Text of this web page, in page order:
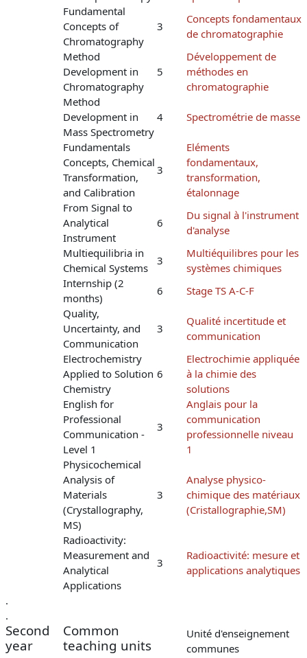
Fundamental
Concepts of
Chromatography
3
Concepts fondamentaux
de chromatographie
Method
Development in
Chromatography
5
Développement de
méthodes en
chromatographie
Method
Development in
Mass Spectrometry
4 Spectrométrie de masse
Fundamentals
Concepts, Chemical
Transformation,
and Calibration
3
Eléments
fondamentaux,
transformation,
étalonnage
From Signal to
Analytical
Instrument
6
Du signal à l'instrument
d'analyse
Multiequilibria in
Chemical Systems
3
Multiéquilibres pour les
systèmes chimiques
Internship (2
months)
6
Stage TS A-C-F
Quality,
Uncertainty, and
Communication
3
Qualité incertitude et
communication
Electrochemistry
Applied to Solution
Chemistry
6
Electrochimie appliquée
à la chimie des
solutions
English for
Professional
Communication -
Level 1
3
Anglais pour la
communication
professionnelle niveau
1
Physicochemical
Analysis of
Materials
(Crystallography,
MS)
3
Analyse physico-
chimique des matériaux
(Cristallographie,SM)
Radioactivity:
Measurement and
Analytical
Applications
3
Radioactivité: mesure et
applications analytiques
.
.
Second
year
Common
teaching units
Unité d'enseignement
communes